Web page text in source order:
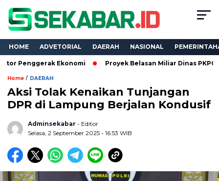
HOME ADVETORIAL DAERAH NASIONAL
Ekonomi Proyek Belasan Miliar Dinas PKPCK
Home / DAERAH
Aksi Tolak Kenaikan Tunjangan
DPR di Lampung Berjalan Kondusif
Adminsekabar - Editor
Selasa, 2 September 2025 - 16:53 WIB